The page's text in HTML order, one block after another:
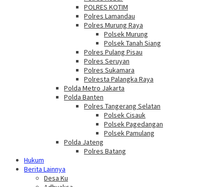
POLRES KOTIM
Polres Lamandau
Polres Murung Raya
Polsek Murung
Polsek Tanah Siang
Polres Pulang Pisau
Polres Seruyan
Polres Sukamara
Polresta Palangka Raya
Polda Metro Jakarta
Polda Banten
Polres Tangerang Selatan
Polsek Cisauk
Polsek Pagedangan
Polsek Pamulang
Polda Jateng
Polres Batang
Hukum
Berita Lainnya
Desa Ku